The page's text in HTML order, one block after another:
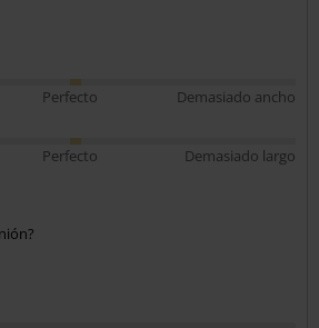
Perfecto
Demasiado ancho
Perfecto Demasiado largo